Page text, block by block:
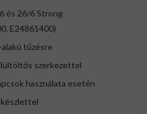
és 26/6 Strong
E24861400)
tűzésre
szerkezettel
használata esetén